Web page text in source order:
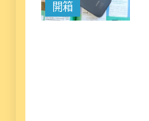
開箱